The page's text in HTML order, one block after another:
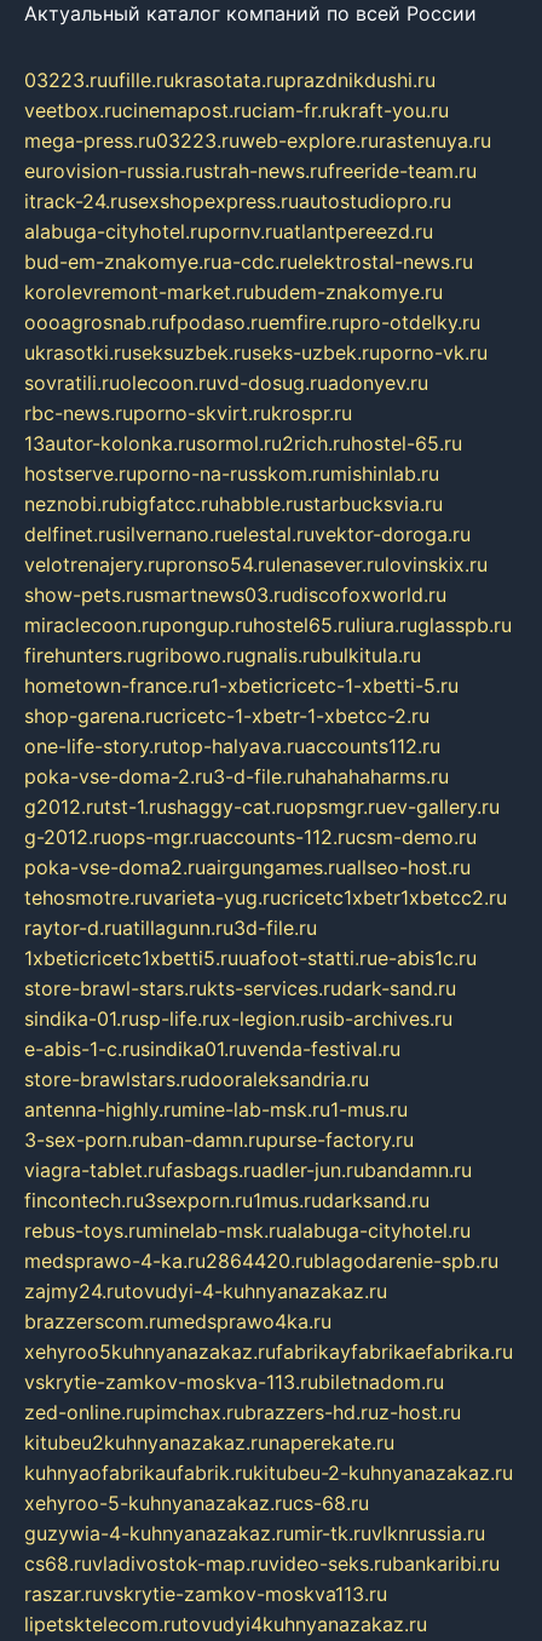
Актуальный каталог компаний по всей России
03223.ruufille.rukrasotata.ruprazdnikdushi.ru
veetbox.rucinemapost.ruciam-fr.rukraft-you.ru
mega-press.ru03223.ruweb-explore.rurastenuya.ru
eurovision-russia.rustrah-news.rufreeride-team.ru
itrack-24.rusexshopexpress.ruautostudiopro.ru
alabuga-cityhotel.rupornv.ruatlantpereezd.ru
bud-em-znakomye.rua-cdc.ruelektrostal-news.ru
korolevremont-market.rubudem-znakomye.ru
oooagrosnab.rufpodaso.ruemfire.rupro-otdelky.ru
ukrasotki.ruseksuzbek.ruseks-uzbek.ruporno-vk.ru
sovratili.ruolecoon.ruvd-dosug.ruadonyev.ru
rbc-news.ruporno-skvirt.rukrospr.ru
13autor-kolonka.rusormol.ru2rich.ruhostel-65.ru
hostserve.ruporno-na-russkom.rumishinlab.ru
neznobi.rubigfatcc.ruhabble.rustarbucksvia.ru
delfinet.rusilvernano.ruelestal.ruvektor-doroga.ru
velotrenajery.rupronso54.rulenasever.rulovinskix.ru
show-pets.rusmartnews03.rudiscofoxworld.ru
miraclecoon.rupongup.ruhostel65.ruliura.ruglasspb.ru
firehunters.rugribowo.rugnalis.rubulkitula.ru
hometown-france.ru1-xbeticricetc-1-xbetti-5.ru
shop-garena.rucricetc-1-xbetr-1-xbetcc-2.ru
one-life-story.rutop-halyava.ruaccounts112.ru
poka-vse-doma-2.ru3-d-file.ruhahahaharms.ru
g2012.rutst-1.rushaggy-cat.ruopsmgr.ruev-gallery.ru
g-2012.ruops-mgr.ruaccounts-112.rucsm-demo.ru
poka-vse-doma2.ruairgungames.ruallseo-host.ru
tehosmotre.ruvarieta-yug.rucricetc1xbetr1xbetcc2.ru
raytor-d.ruatillagunn.ru3d-file.ru
1xbeticricetc1xbetti5.ruuafoot-statti.rue-abis1c.ru
store-brawl-stars.rukts-services.rudark-sand.ru
sindika-01.rusp-life.rux-legion.rusib-archives.ru
e-abis-1-c.rusindika01.ruvenda-festival.ru
store-brawlstars.rudooraleksandria.ru
antenna-highly.rumine-lab-msk.ru1-mus.ru
3-sex-porn.ruban-damn.rupurse-factory.ru
viagra-tablet.rufasbags.ruadler-jun.rubandamn.ru
fincontech.ru3sexporn.ru1mus.rudarksand.ru
rebus-toys.ruminelab-msk.rualabuga-cityhotel.ru
medsprawo-4-ka.ru2864420.rublagodarenie-spb.ru
zajmy24.rutovudyi-4-kuhnyanazakaz.ru
brazzerscom.rumedsprawo4ka.ru
xehyroo5kuhnyanazakaz.rufabrikayfabrikaefabrika.ru
vskrytie-zamkov-moskva-113.rubiletnadom.ru
zed-online.rupimchax.rubrazzers-hd.ruz-host.ru
kitubeu2kuhnyanazakaz.runaperekate.ru
kuhnyaofabrikaufabrik.rukitubeu-2-kuhnyanazakaz.ru
xehyroo-5-kuhnyanazakaz.rucs-68.ru
guzywia-4-kuhnyanazakaz.rumir-tk.ruvlknrussia.ru
cs68.ruvladivostok-map.ruvideo-seks.rubankaribi.ru
raszar.ruvskrytie-zamkov-moskva113.ru
lipetsktelecom.rutovudyi4kuhnyanazakaz.ru